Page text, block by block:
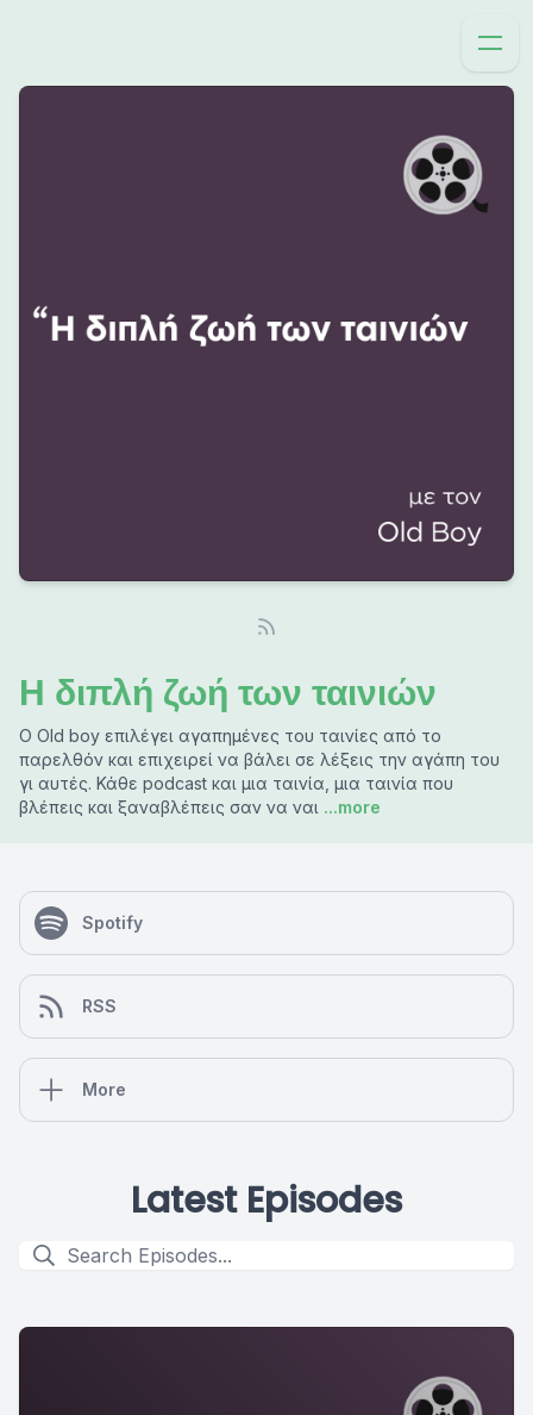
Η διπλή ζωή των ταινιών
Ο Old boy επιλέγει αγαπημένες του ταινίες από το
παρελθόν και επιχειρεί να βάλει σε λέξεις την αγάπη του
γι αυτές. Κάθε podcast και μια ταινία, μια ταινία που
βλέπεις και ξαναβλέπεις σαν να ναι ...more
Spotify
RSS
More
Latest Episodes